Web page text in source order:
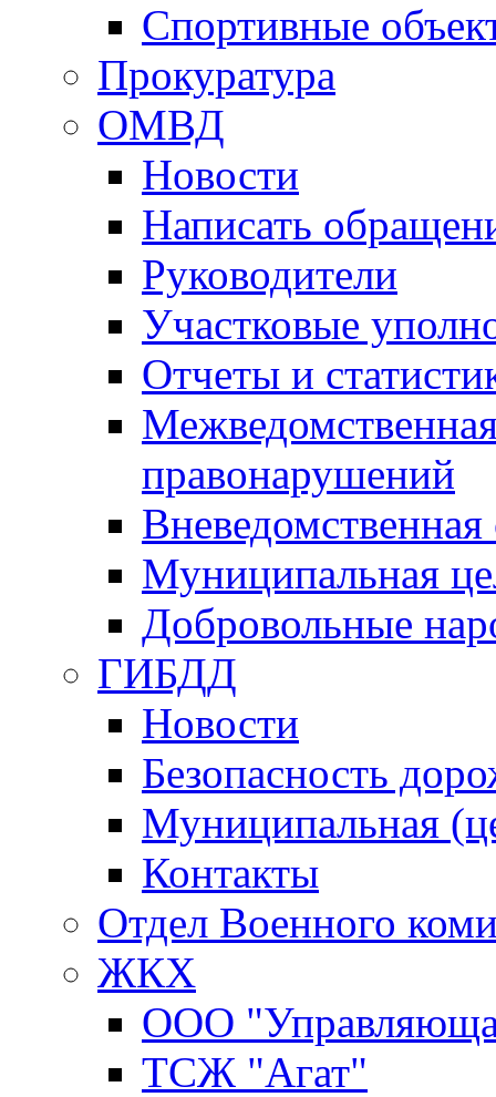
Спортивные
Прокуратура
ОМВД
Новости
Написать
Руководители
Участковые
Отчеты и
правонарушений
Вневедомственная
Муниципальная
Добровольные
ГИБДД
Новости
Безопасность
Муниципальная
Контакты
Отдел Военного
ЖКХ
ООО
ТСЖ "Агат"